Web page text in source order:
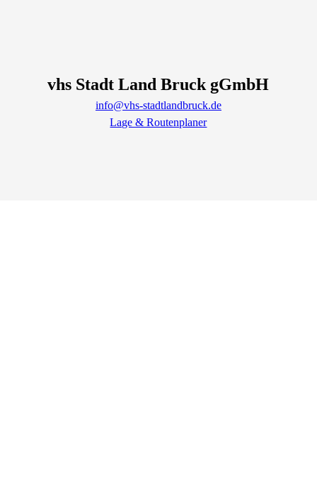
vhs Stadt Land Bruck gGmbH
info@vhs-stadtlandbruck.de
Lage & Routenplaner